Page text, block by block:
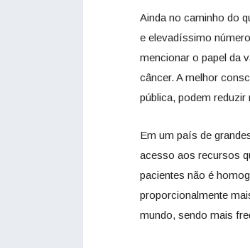
Ainda no caminho do
e elevadíssimo
mencionar o papel da
câncer. A melhor
pública, podem
Em um país de
acesso aos recursos
pacientes não é
proporcionalmente
mundo, sendo mais